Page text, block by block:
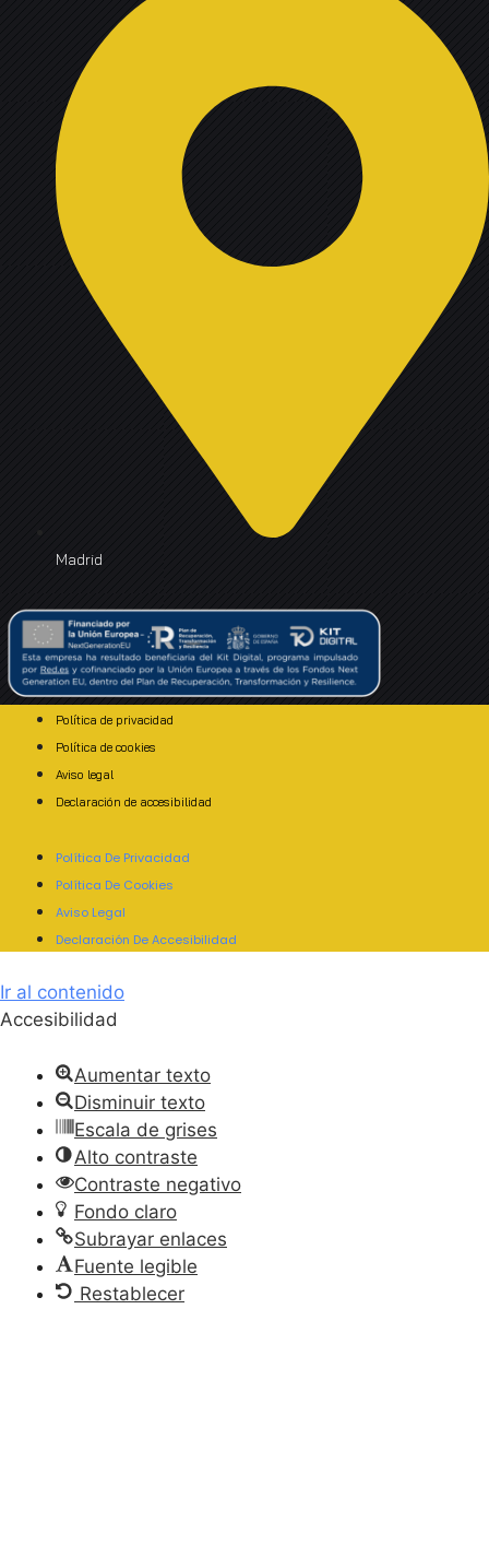
Madrid
Política de privacidad
Política de cookies
Aviso legal
Declaración de accesibilidad
Política De Privacidad
Política De Cookies
Aviso Legal
Declaración De Accesibilidad
Ir al contenido
Accesibilidad
Aumentar texto
Disminuir texto
Escala de grises
Alto contraste
Contraste negativo
Fondo claro
Subrayar enlaces
Fuente legible
Restablecer